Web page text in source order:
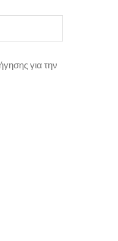
για την